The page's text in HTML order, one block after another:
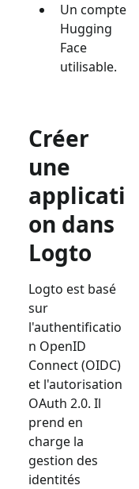
Un compte
Hugging
Face
utilisable.
Créer
une
applicati
on dans
Logto
Logto est basé
sur
l'authentificatio
n OpenID
Connect (OIDC)
et l'autorisation
OAuth 2.0. Il
prend en
charge la
gestion des
identités